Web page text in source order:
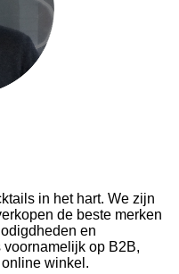
in het hart. We zijn
de beste merken
en
op B2B,
winkel.